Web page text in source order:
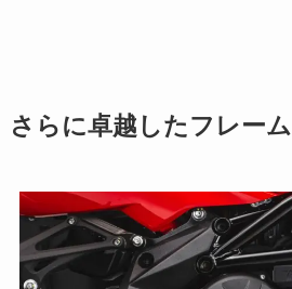
さらに卓越したフレーム